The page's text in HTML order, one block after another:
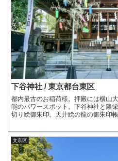
下谷神社 / 東京都台東区
都内最古のお稲荷様。拝殿には横山
能のパワースポット。下谷神社と隆
切り絵御朱印。天井絵の龍の御朱印
文京区